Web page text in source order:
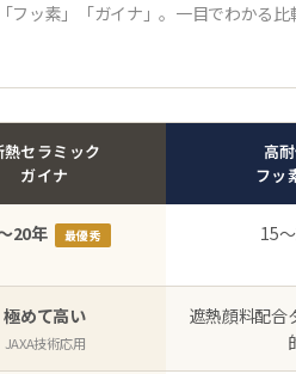
フッ素」「ガイナ」。一目でわかる
熱セラミック
ガイナ
高
フッ
20年 最優秀 15
極めて高い
JAXA技術応用
遮熱顔料配合